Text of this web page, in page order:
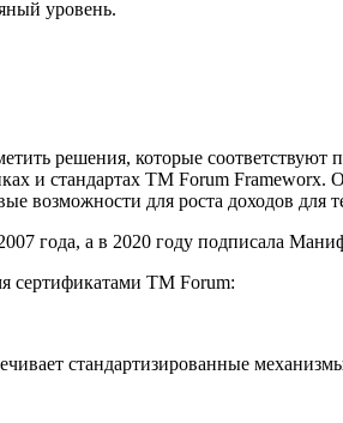
уровень.
решения, которые
и стандартах TM Forum
возможности для роста доходов для
года, а в 2020 году подписала
сертификатами TM Forum:
стандартизированные